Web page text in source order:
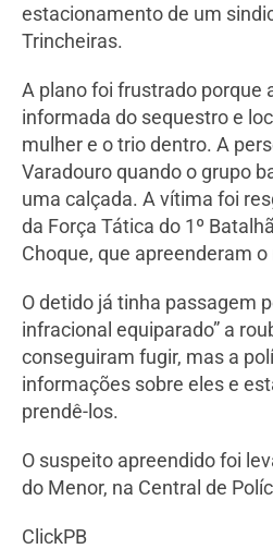
estacionamento de um
Trincheiras.
A plano foi frustrado porque
informada do sequestro e
mulher e o trio dentro. A
Varadouro quando o grupo
uma calçada. A vítima foi
da Força Tática do 1º
Choque, que apreenderam
O detido já tinha passagem
infracional equiparado” a
conseguiram fugir, mas a
informações sobre eles e
prendê-los.
O suspeito apreendido foi
do Menor, na Central de
ClickPB